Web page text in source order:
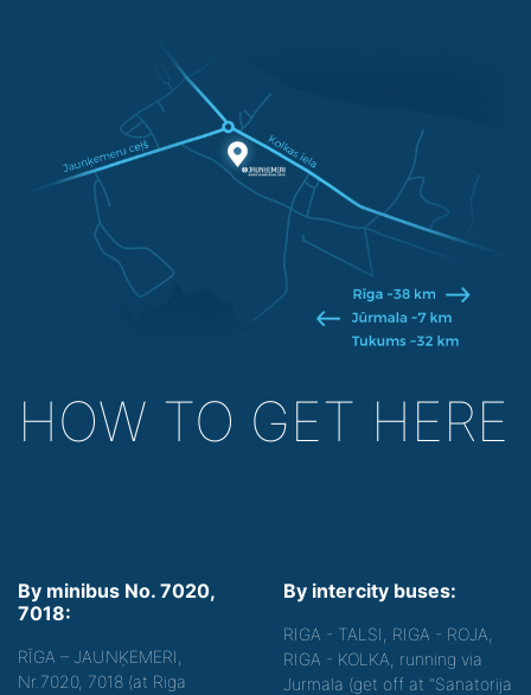
HOW TO GET HERE
By minibus No. 7020,
7018:
RĪGA – JAUNĶEMERI,
Nr.7020, 7018 (at Riga
By intercity buses:
RIGA - TALSI, RIGA - ROJA,
RIGA - KOLKA, running via
Jurmala (get off at "Sanatorija